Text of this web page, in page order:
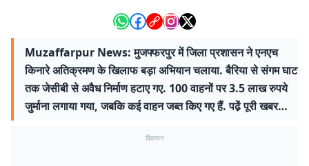
Muzaffarpur News: मुजफ्फरपुर में जिला प्रशासन ने एनएच
किनारे अतिक्रमण के खिलाफ बड़ा अभियान चलाया. बैरिया से संगम घाट
तक जेसीबी से अवैध निर्माण हटाए गए. 100 वाहनों पर 3.5 लाख रुपये
जुर्माना लगाया गया, जबकि कई वाहन जब्त किए गए हैं. पढे़ं पूरी खबर…
विज्ञापन